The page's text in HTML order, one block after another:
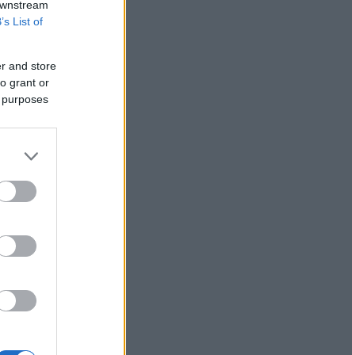
List of
and store
grant or
ανοιχτά μέτωπα για την ενίσχυση
γραμμές» για το περιβάλλον
τι αλλάζει σε ξενοδοχεία, νησιά και
επενδύσεις
Στα 55,5 εκατ. ευρώ ο
Κατσέλη
Περού και το Μεξικό
τις διπλωματικές
Ο Αραγτσί επαινεί τον στρατό,
σε ενότητα των
Cambridge επανεξετάζει τις
πρόσληψης καθηγητών
οικονομίας και ασφάλειας στο